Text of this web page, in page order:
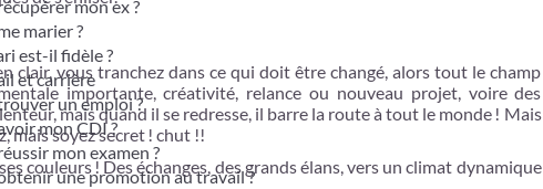
mon ex ?
marier ?
est-il fidèle ?
et carrière
un emploi ?
mon CDI ?
mon examen ?
une promotion au travail ?
clair, vous tranchez dans ce qui doit être changé, alors tout le champ
importante, créativité, relance ou nouveau projet, voire des
mais quand il se redresse, il barre la route à tout le monde ! Mais
mais soyez secret ! chut !!
couleurs ! Des échanges, des grands élans, vers un climat dynamique